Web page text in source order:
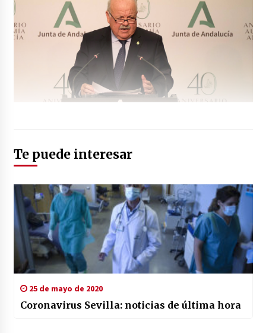
Te puede interesar
25 de mayo de 2020
Coronavirus Sevilla: noticias de última hora